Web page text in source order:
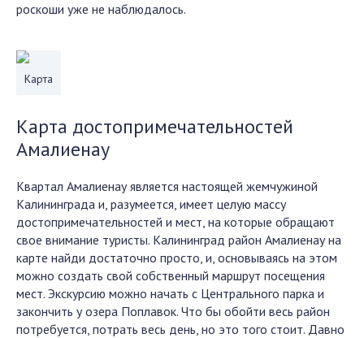
роскоши уже не наблюдалось.
Карта
Карта достопримечательностей
Амалиенау
Квартал Амалиенау является настоящей жемчужиной
Калининграда и, разумеется, имеет целую массу
достопримечательностей и мест, на которые обращают
свое внимание туристы. Калининград район Амалиенау на
карте найди достаточно просто, и, основываясь на этом
можно создать свой собственный маршрут посещения
мест. Экскурсию можно начать с Центрального парка и
закончить у озера Поплавок. Что бы обойти весь район
потребуется, потрать весь день, но это того стоит. Давно